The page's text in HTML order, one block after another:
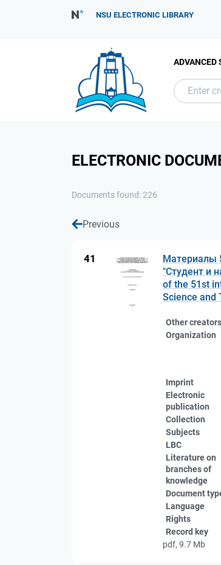
NSU ELECTRONIC LIBRARY
ADVANCED
ELECTRONIC
Documents found: 226
Previous
41
Материалы
"Студент и
of the 51st
Science and
Other creators
Organization
Imprint
Electronic
publication
Collection
Subjects
LBC
Literature on
branches of
knowledge
Document
Language
Rights
Record key
pdf, 9.7 Mb